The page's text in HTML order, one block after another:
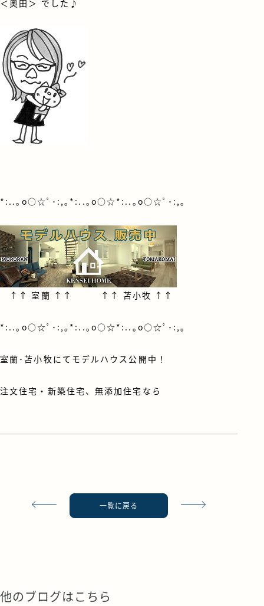
＜奥田 ＞ でした♪
*:..｡o○☆ﾟ･:,｡*:..｡o○☆*:..｡o○☆ﾟ･:,｡
↑↑ 室蘭 ↑↑ ↑↑ 苫小牧 ↑↑
*:..｡o○☆ﾟ･:,｡*:..｡o○☆*:..｡o○☆ﾟ･:,｡
室蘭･苫小牧にてモデルハウス公開中！
注文住宅・新築住宅、無添加住宅なら
一覧に戻る
他のブログはこちら